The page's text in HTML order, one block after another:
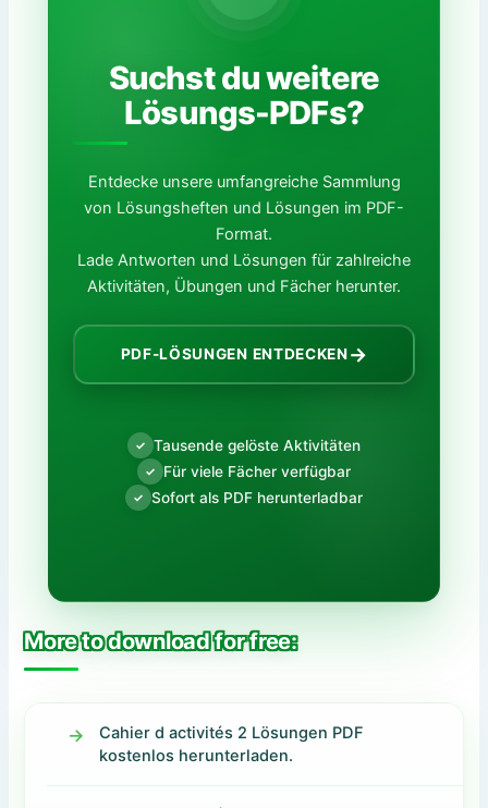
Suchst du weitere
Lösungs-PDFs?
Entdecke unsere umfangreiche Sammlung
von Lösungsheften und Lösungen im PDF-
Format.
Lade Antworten und Lösungen für zahlreiche
Aktivitäten, Übungen und Fächer herunter.
PDF-LÖSUNGEN ENTDECKEN→
✓ Tausende gelöste Aktivitäten
✓ Für viele Fächer verfügbar
✓ Sofort als PDF herunterladbar
More to download for free:
Cahier d activités 2 Lösungen PDF
kostenlos herunterladen.